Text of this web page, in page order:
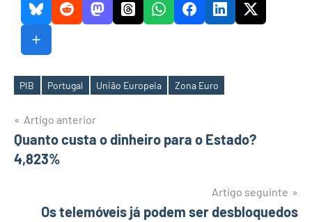
Etiquetas
PIB Portugal União Europeia Zona Euro
Navegação
de
Artigo anterior
Quanto custa o dinheiro para o Estado?
4,823%
Artigo seguinte
Os telemóveis já podem ser desbloquedos